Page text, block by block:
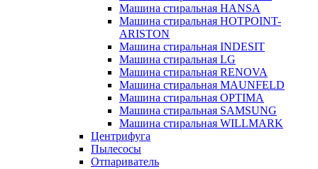
Машина стиральная HANSA
Машина стиральная HOTPOINT-
ARISTON
Машина стиральная INDESIT
Машина стиральная LG
Машина стиральная RENOVA
Машина стиральная MAUNFELD
Машина стиральная OPTIMA
Машина стиральная SAMSUNG
Машина стиральная WILLMARK
Центрифуга
Пылесосы
Отпариватель